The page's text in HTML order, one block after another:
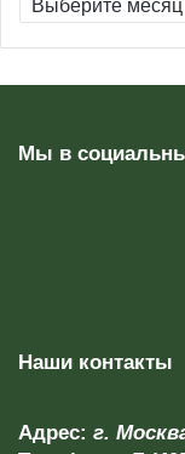
Мы в
Наши контакты
Адрес: г.